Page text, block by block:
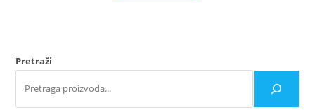
proizvoda.
Pretraži